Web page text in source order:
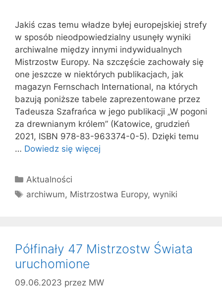
Jakiś czas temu władze byłej europejskiej strefy
w sposób nieodpowiedzialny usunęły wyniki
archiwalne między innymi indywidualnych
Mistrzostw Europy. Na szczęście zachowały się
one jeszcze w niektórych publikacjach, jak
magazyn Fernschach International, na których
bazują poniższe tabele zaprezentowane przez
Tadeusza Szafrańca w jego publikacji „W pogoni
za drewnianym królem” (Katowice, grudzień
2021, ISBN 978-83-963374-0-5). Dzięki temu
… Dowiedz się więcej
Kategorie
Aktualności
Tagi
archiwum, Mistrzostwa Europy,wyniki
Półfinały 47 Mistrzostw Świata
uruchomione
09.06.2023 przez MW